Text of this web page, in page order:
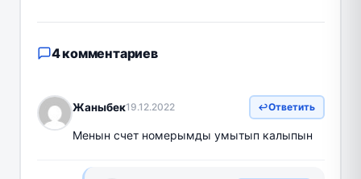
4 комментариев
Жаныбек19.12.2022 Ответить
Менын счет номерымды умытып калыпын